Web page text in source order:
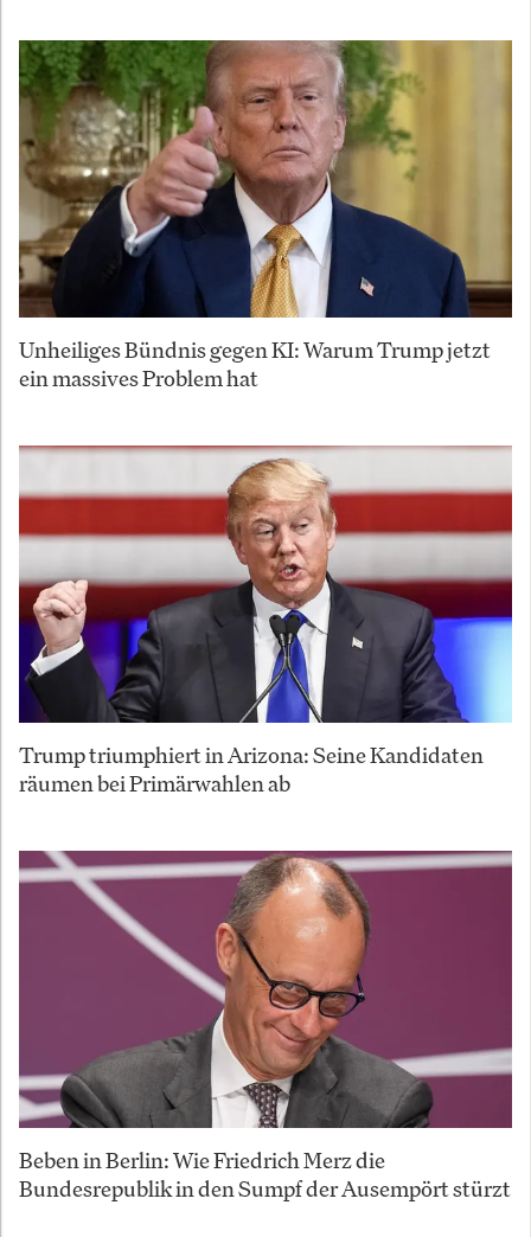
Unheiliges Bündnis gegen KI: Warum Trump jetzt
ein massives Problem hat
Trump triumphiert in Arizona: Seine Kandidaten
räumen bei Primärwahlen ab
Beben in Berlin: Wie Friedrich Merz die
Bundesrepublik in den Sumpf der Ausempört stürzt